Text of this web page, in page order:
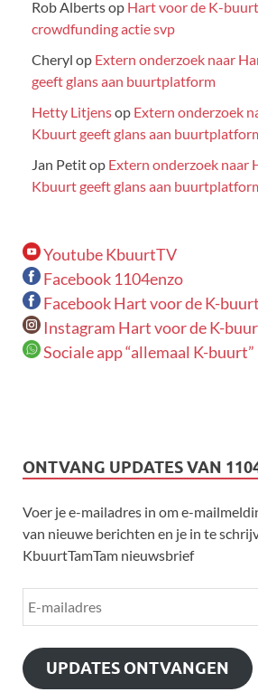
Rob Albertsop Hart voor de K-
crowdfunding actie svp
Cheryl op Extern onderzoek naar
geeft glans aan buurtplatform
Hetty Litjensop Extern onderzoek
Kbuurt geeft glans aan
Jan Petitop Extern onderzoek naar
Kbuurt geeft glans aan
Youtube KbuurtTV
Facebook 1104enzo
Facebook Hart voor de K-buurt
Instagram Hart voor de K-
Sociale app “allemaal K-buurt”
ONTVANG UPDATES VAN
Voer je e-mailadres in om e-
van nieuwe berichten en je in te
KbuurtTamTam nieuwsbrief
UPDATES ONTVANGEN